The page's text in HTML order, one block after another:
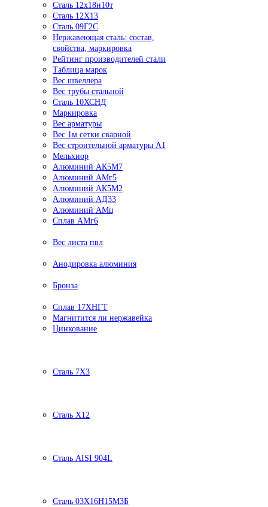
Сталь 12х18н10т
Сталь 12Х13
Сталь 09Г2С
Нержавеющая сталь: состав,
свойства, маркировка
Рейтинг производителей стали
Таблица марок
Вес швеллера
Вес трубы стальной
Сталь 10ХСНД
Маркировка
Вес арматуры
Вес 1м сетки сварной
Вес строительной арматуры А1
Мельхиор
Алюминий АК5М7
Алюминий АМг5
Алюминий АК5М2
Алюминий АД33
Алюминий АМц
Сплав АМг6
Вес листа пвл
Анодировка алюминия
Бронза
Сплав 17ХНГТ
Магнитится ли нержавейка
Цинкование
Сталь 7Х3
Сталь Х12
Сталь AISI 904L
Сталь 03Х16Н15М3Б